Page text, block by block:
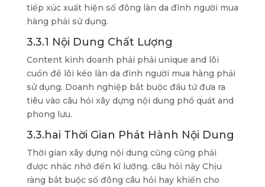
tiếp xúc xuất hiện số đông làn da đình người mua
hàng phải sử dụng.
3.3.1 Nội Dung Chất Lượng
Content kinh doanh phải phải unique and lôi
cuốn để lôi kéo làn da đình người mua hàng phải
sử dụng. Doanh nghiệp bắt buộc đầu tứ đưa ra
tiêu vào câu hỏi xây dựng nội dung phổ quát and
phong lưu.
3.3.hai Thời Gian Phát Hành Nội Dung
Thời gian xây dựng nội dung cũng cũng phải
được nhăc nhở đến kĩ lưỡng. câu hỏi này Chịu
ràng bắt buộc số đông câu hỏi hay khiến cho